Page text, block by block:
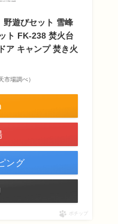
遊びセット 雪峰
ト FK-238 焚火台
ア キャンプ 焚き火
場調べ）
ング
ポチップ